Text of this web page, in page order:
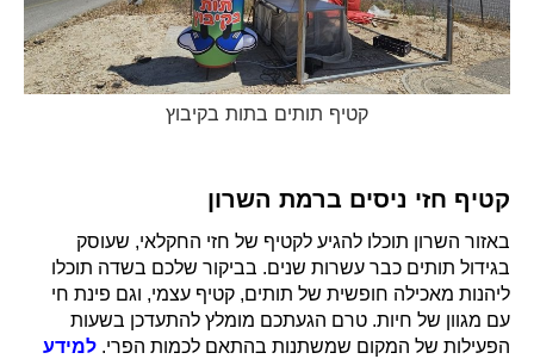
קטיף תותים בתות בקיבוץ
קטיף חזי ניסים ברמת השרון
באזור השרון תוכלו להגיע לקטיף של חזי החקלאי, שעוסק
בגידול תותים כבר עשרות שנים. בביקור שלכם בשדה תוכלו
ליהנות מאכילה חופשית של תותים, קטיף עצמי, וגם פינת חי
עם מגוון של חיות. טרם הגעתכם מומלץ להתעדכן בשעות
הפעילות של המקום שמשתנות בהתאם לכמות הפרי. למידע